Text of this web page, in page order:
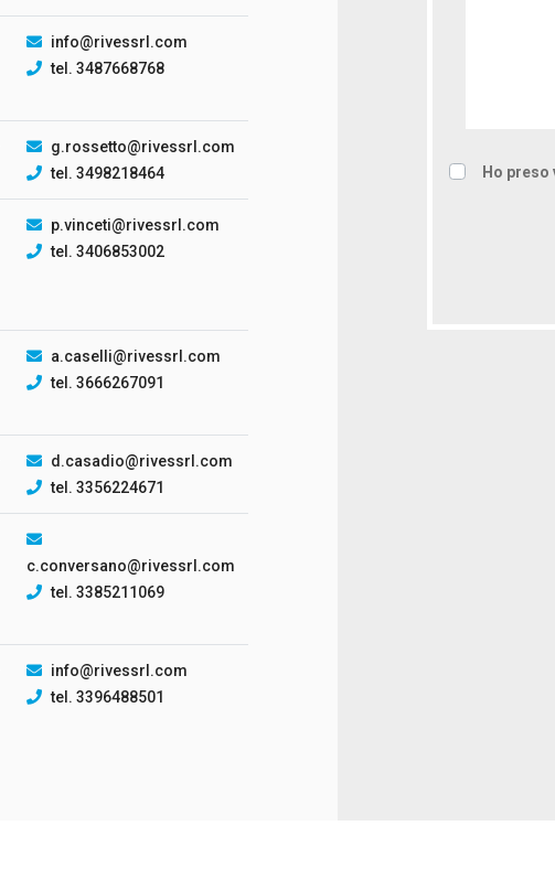
info@rivessrl.com
tel. 3487668768
g.rossetto@rivessrl.com
tel. 3498218464
p.vinceti@rivessrl.com
tel. 3406853002
a.caselli@rivessrl.com
tel. 3666267091
d.casadio@rivessrl.com
tel. 3356224671
c.conversano@rivessrl.com
tel. 3385211069
info@rivessrl.com
tel. 3396488501
Ho